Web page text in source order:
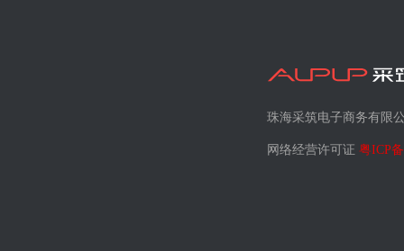
珠海采筑电子商务有限
网络经营许可证 粤ICP